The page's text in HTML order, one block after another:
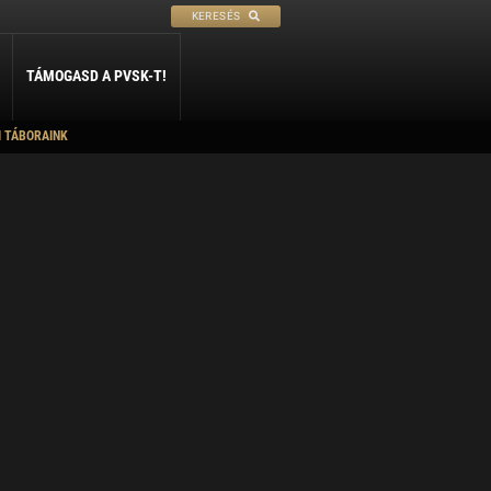
KERESÉS
PETANQUE
TÁMOGASD A PVSK-T!
TÁBORAINK